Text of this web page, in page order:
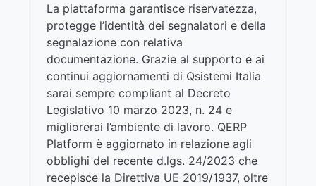
La piattaforma garantisce riservatezza,
protegge l’identità dei segnalatori e della
segnalazione con relativa
documentazione. Grazie al supporto e ai
continui aggiornamenti di Qsistemi Italia
sarai sempre compliant al Decreto
Legislativo 10 marzo 2023, n. 24 e
migliorerai l’ambiente di lavoro. QERP
Platform è aggiornato in relazione agli
obblighi del recente d.lgs. 24/2023 che
recepisce la Direttiva UE 2019/1937, oltre